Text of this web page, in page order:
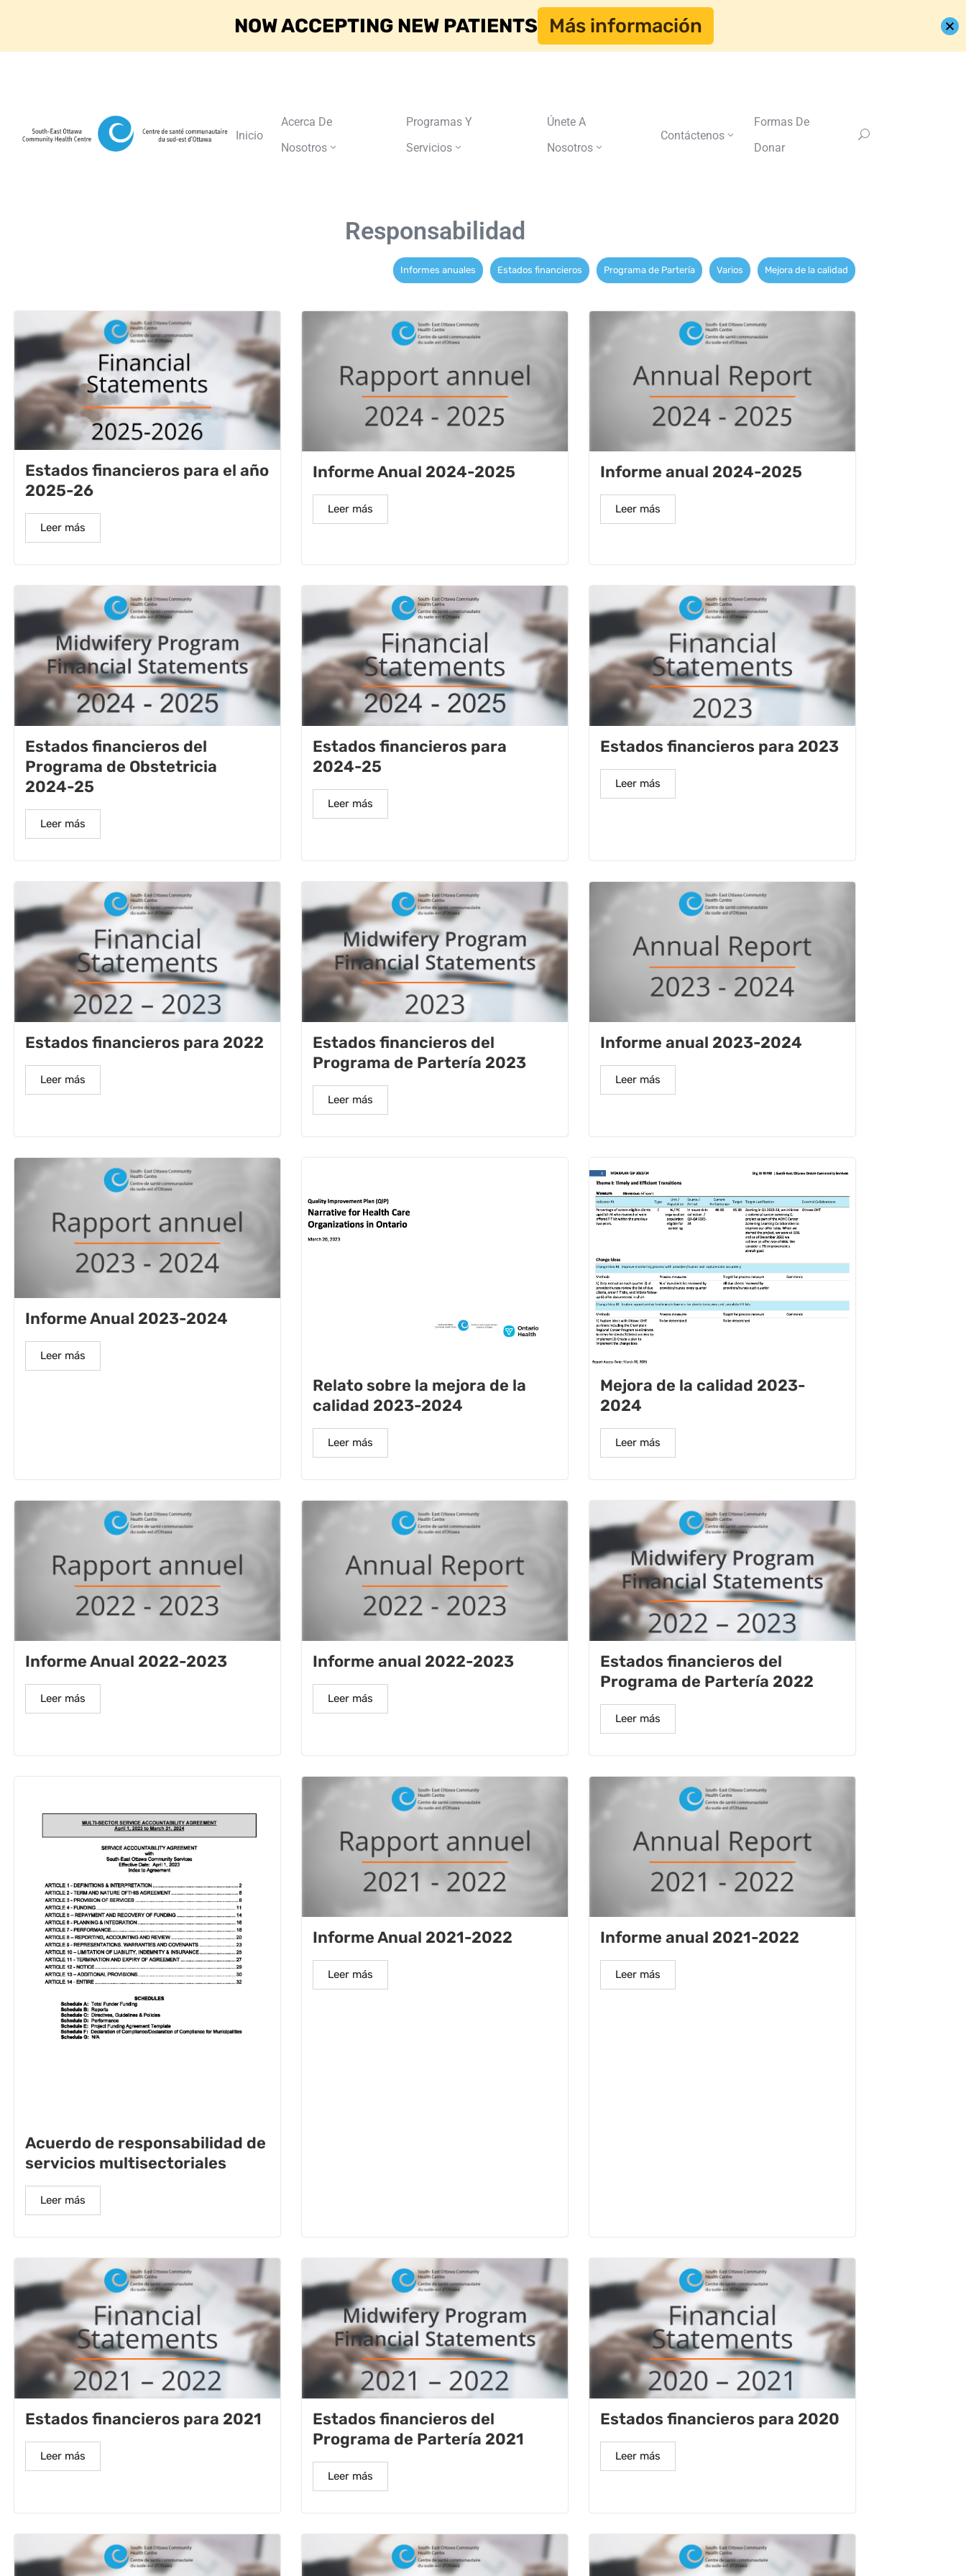
Inicio
Acerca De
Nosotros
Programas Y
Servicios
Únete A
Nosotros
Contáctenos
Formas De
Donar
Responsabilidad
Informes anuales Estados financieros Programa de Partería Varios Mejora de la calidad
Estados financieros para el año
2025-26
Leer más
Informe Anual 2024-2025
Leer más
Informe anual 2024-2025
Leer más
Estados financieros del
Programa de Obstetricia
2024-25
Leer más
Estados financieros para
2024-25
Leer más
Estados financieros para 2023
Leer más
Estados financieros para 2022
Leer más
Estados financieros del
Programa de Partería 2023
Leer más
Informe anual 2023-2024
Leer más
Informe Anual 2023-2024
Leer más
Relato sobre la mejora de la
calidad 2023-2024
Leer más
Mejora de la calidad 2023-
2024
Leer más
Informe Anual 2022-2023
Leer más
Informe anual 2022-2023
Leer más
Estados financieros del
Programa de Partería 2022
Leer más
Acuerdo de responsabilidad de
servicios multisectoriales
Leer más
Informe Anual 2021-2022
Leer más
Informe anual 2021-2022
Leer más
Estados financieros para 2021
Leer más
Estados financieros del
Programa de Partería 2021
Leer más
Estados financieros para 2020
Leer más
NOW ACCEPTING NEW PATIENTS Más información